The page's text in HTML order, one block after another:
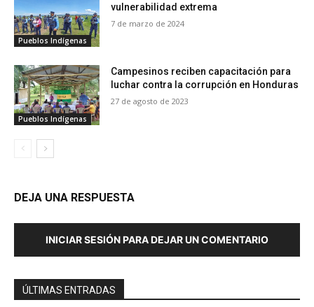
Pueblos Indígenas
vulnerabilidad extrema
7 de marzo de 2024
Pueblos Indígenas
Campesinos reciben capacitación para
luchar contra la corrupción en Honduras
27 de agosto de 2023
DEJA UNA RESPUESTA
INICIAR SESIÓN PARA DEJAR UN COMENTARIO
ÚLTIMAS ENTRADAS